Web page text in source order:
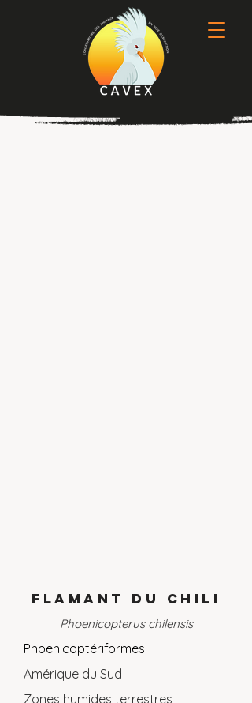
FLAMANT DU CHILI
Phoenicopterus chilensis
Phoenicoptériformes
Amérique du Sud
Zones humides terrestres